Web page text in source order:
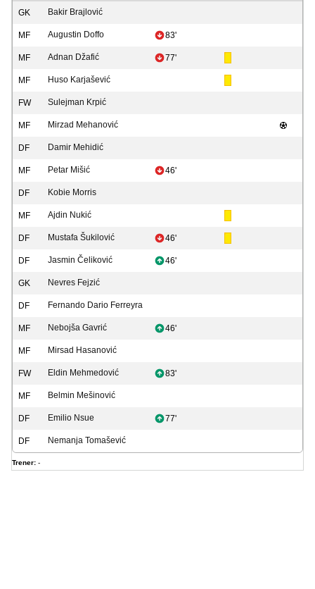
GK Bakir Brajlović
MF Augustin Doffo 83'
MF Adnan Džafić 77'
MF Huso Karjašević
FW Sulejman Krpić
MF Mirzad Mehanović
DF Damir Mehidić
MF Petar Mišić 46'
DF Kobie Morris
MF Ajdin Nukić
DF Mustafa Šukilović 46'
DF Jasmin Čeliković 46'
GK Nevres Fejzić
DF Fernando Dario Ferreyra
MF Nebojša Gavrić 46'
MF Mirsad Hasanović
FW Eldin Mehmedović 83'
MF Belmin Mešinović
DF Emilio Nsue 77'
DF Nemanja Tomašević
Trener: -